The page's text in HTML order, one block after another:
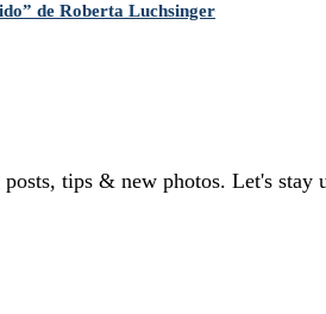
de Roberta Luchsinger
tips & new photos. Let's stay